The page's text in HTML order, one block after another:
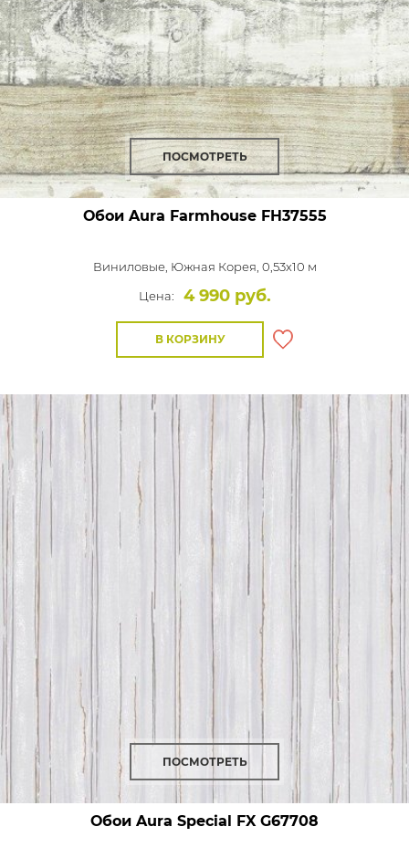
ПОСМОТРЕТЬ
Обои Aura FarmhouseFH37555
Виниловые, Южная Корея, 0,53x10 м
Цена:
4 990 руб.
В КОРЗИНУ
ПОСМОТРЕТЬ
Обои Aura Special FXG67708